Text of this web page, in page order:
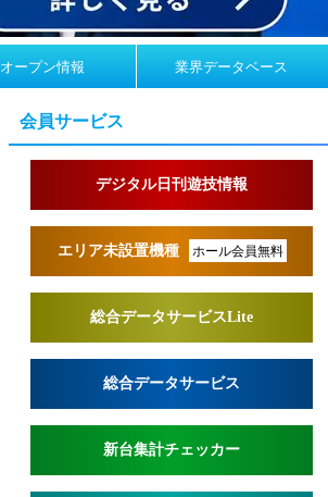
オープン情報 業界データベース
会員サービス
デジタル日刊遊技情報
エリア未設置機種 ホール会員無料
総合データサービスLite
総合データサービス
新台集計チェッカー